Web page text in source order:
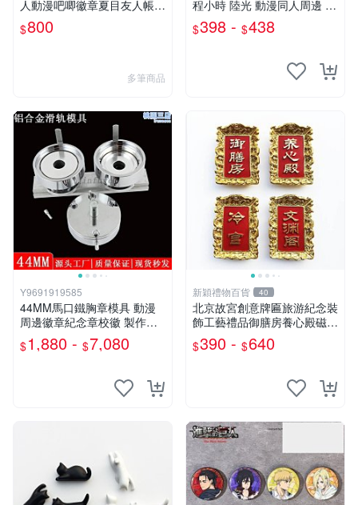
人動漫吧唧徽章夏目友人帳全
職獵人二次元周邊胸章
$800
多筆商品
程小時 陸光 動漫同人周邊 徽
章鐳射票方卡
$398 - $438
Y9691919585
44MM馬口鐵胸章模具 動漫
周邊徽章紀念章校徽 製作設
備 機器模具
$1,880 - $7,080
新穎禮物百貨 40
北京故宮創意牌匾旅游紀念裝
飾工藝禮品御膳房養心殿磁性
冰箱貼
$390 - $640